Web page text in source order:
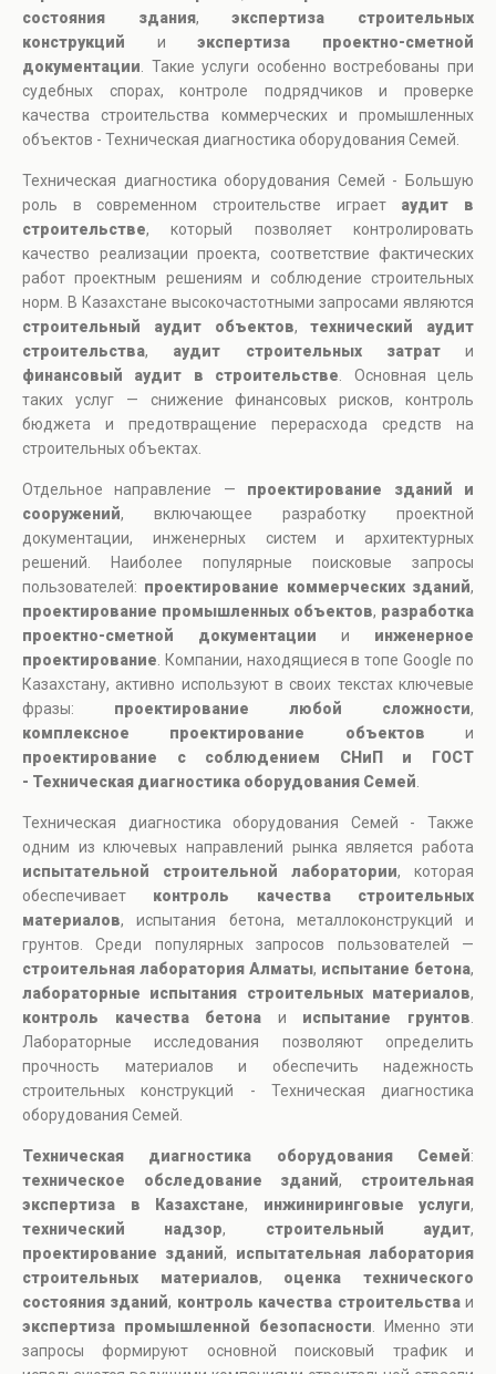
состояния здания,экспертиза строительных
конструкций иэкспертиза проектно-сметной
документации . Такие услуги особенно востребованы при
судебных спорах, контроле подрядчиков и проверке
качества строительства коммерческих и промышленных
объектов - Техническая диагностика оборудования Семей.
Техническая диагностика оборудования Семей - Большую
роль в современном строительстве играет аудит в
строительстве, который позволяет контролировать
качество реализации проекта, соответствие фактических
работ проектным решениям и соблюдение строительных
норм. В Казахстане высокочастотными запросами являются
строительный аудит объектов,технический аудит
строительства, аудит строительных затрати
финансовый аудит в строительстве . Основная цель
таких услуг — снижение финансовых рисков, контроль
бюджета и предотвращение перерасхода средств на
строительных объектах.
Отдельное направление — проектирование зданий и
сооружений, включающее разработку проектной
документации, инженерных систем и архитектурных
решений. Наиболее популярные поисковые запросы
пользователей: проектирование коммерческих зданий,
проектирование промышленных объектов, разработка
проектно-сметной документации и инженерное
проектирование . Компании, находящиеся в топе Google по
Казахстану, активно используют в своих текстах ключевые
фразы: проектирование любой сложности,
комплексное проектирование объектов и
проектирование с соблюдением СНиП и ГОСТ
- Техническая диагностика оборудования Семей
Техническая диагностика оборудования Семей - Также
одним из ключевых направлений рынка является работа
испытательной строительной лаборатории, которая
обеспечивает контроль качества строительных
материалов, испытания бетона, металлоконструкций и
грунтов. Среди популярных запросов пользователей —
строительная лаборатория Алматы, испытание бетона,
лабораторные испытания строительных материалов,
контроль качества бетона и испытание грунтов
Лабораторные исследования позволяют определить
прочность материалов и обеспечить надежность
строительных конструкций - Техническая диагностика
оборудования Семей.
Техническая диагностика оборудования Семей:
техническое обследование зданий, строительная
экспертиза в Казахстане, инжиниринговые услуги,
технический надзор, строительный аудит,
проектирование зданий, испытательная лаборатория
строительных материалов, оценка технического
состояния зданий, контроль качества строительстваи
экспертиза промышленной безопасности . Именно эти
запросы формируют основной поисковый трафик и